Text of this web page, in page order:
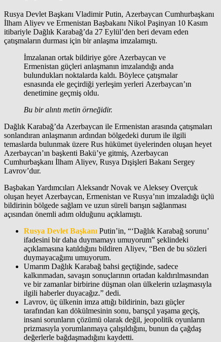
Rusya Devlet Başkanı Vladimir Putin, Azerbaycan Cumhurbaşkanı
İlham Aliyev ve Ermenistan Başbakanı Nikol Paşinyan 10 Kasım
itibariyle Dağlık Karabağ’da 27 Eylül’den beri devam eden
çatışmaların durması için bir anlaşma imzalamıştı.
İmzalanan ortak bildiriye göre Azerbaycan ve
Ermenistan güçleri anlaşmanın imzalandığı anda
bulundukları noktalarda kaldı. Böylece çatışmalar
esnasında ele geçirdiği yerleşim yerleri Azerbaycan’ın
denetimine geçmiş oldu.
Bu bir alıntı metin örneğidir.
Dağlık Karabağ’da Azerbaycan ile Ermenistan arasında çatışmaları
sonlandıran anlaşmanın ardından bölgedeki durum ile ilgili
temaslarda bulunmak üzere Rus hükümet üyelerinden oluşan heyet
Azerbaycan’ın başkenti Bakü’ye gitmiş, Azerbaycan
Cumhurbaşkanı İlham Aliyev, Rusya Dışişleri Bakanı Sergey
Lavrov’dur.
Başbakan Yardımcıları Aleksandr Novak ve Aleksey Overçuk
oluşan heyet Azerbaycan, Ermenistan ve Rusya’nın imzaladığı üçlü
bildirinin bölgede sağlam ve uzun süreli barışın sağlanması
açısından önemli adım olduğunu açıklamıştı.
Rusya Devlet Başkanı Putin’in, “‘Dağlık Karabağ sorunu’
ifadesini bir daha duymamayı umuyorum” şeklindeki
açıklamasına katıldığını bildiren Aliyev, “Ben de bu sözleri
duymayacağımı umuyorum.
Umarım Dağlık Karabağ bahsi geçtiğinde, sadece
kalkınmadan, savaşın sonuçlarının ortadan kaldırılmasından
ve bir zamanlar birbirine düşman olan ülkelerin uzlaşmasıyla
ilgili haberler duyacağız.” dedi.
Lavrov, üç ülkenin imza attığı bildirinin, bazı güçler
tarafından kan dökülmesinin sonu, barışçıl yaşama geçiş,
insani sorunların çözümü olarak değil, jeopolitik oyunların
prizmasıyla yorumlanmaya çalışıldığını, bunun da çağdaş
değerlerle bağdaşmadığını kaydetti.